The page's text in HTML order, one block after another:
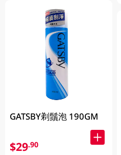
GATSBY剃鬚泡 190GM
$29.90